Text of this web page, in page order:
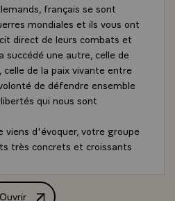
français se sont
mondiales et ils vous ont
direct de leurs combats et
une autre, celle de
de la paix vivante entre
de défendre ensemble
qui nous sont
viens d'évoquer, votre groupe
très concrets et croissants
de l'Elysée signé donc ici
Ouvrir